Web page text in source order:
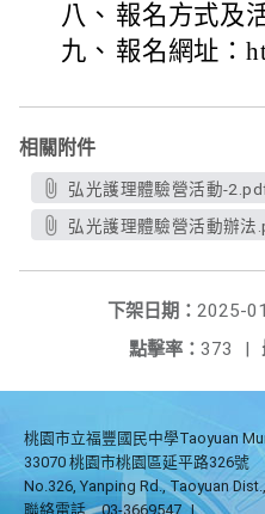
八、 報名方式及
九、 報名網址：
相關附件
弘光護理體驗營活動-
弘光護理體驗營活動辦法
下架日期： 2025-
點擊率： 373 |
桃園市立福豐國民中學Taoyuan
33070 桃園市桃園區延平路326號
No.326, Yanping Rd., Taoyuan
聯絡電話
03-3669547 |